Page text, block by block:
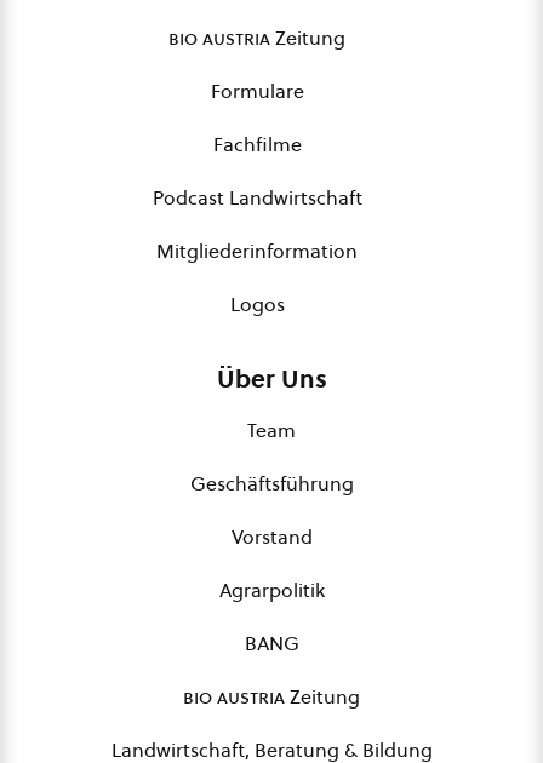
bio austriaZeitung
Formulare
Fachfilme
Podcast Landwirtschaft
Mitgliederinformation
Logos
Über Uns
Team
Geschäftsführung
Vorstand
Agrarpolitik
BANG
bio austriaZeitung
Landwirtschaft, Beratung & Bildung